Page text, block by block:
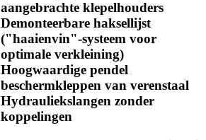
aangebrachte klepelhouders
Demonteerbare haksellijst
("haaienvin"-systeem voor
optimale verkleining)
Hoogwaardige pendel
beschermkleppen van verenstaal
Hydrauliekslangen zonder
koppelingen